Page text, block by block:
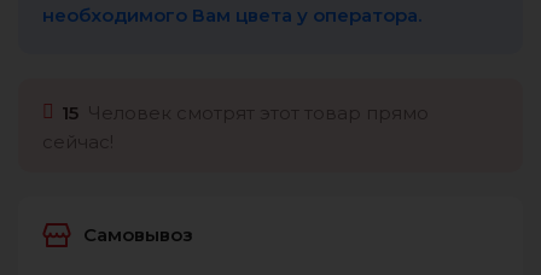
необходимого Вам цвета у оператора.
15
Самовывоз